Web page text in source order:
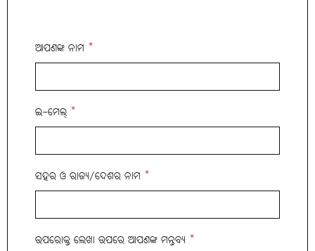
ଆପଣଙ୍କ ନାମ *
ଇ-ମେଲ୍ *
ସହର ଓ ରାଜ୍ୟ/ଦେଶର ନାମ *
ଉପରୋକ୍ତ ଲେଖା ଉପରେ ଆପଣଙ୍କ ମନ୍ତବ୍ୟ *